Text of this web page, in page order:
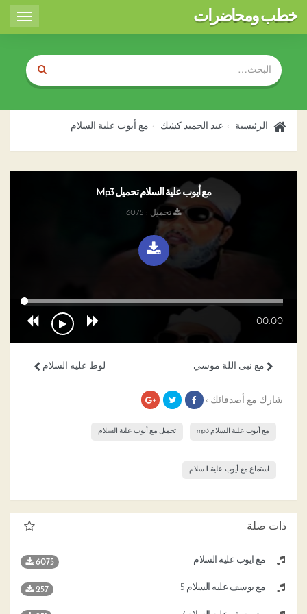
Toggle
خطب ومحاضرات
الرئيسية عبد الحميد كشك مع أيوب علية السلام
مع أيوب علية السلام تحميل Mp3
تحميل : 6075
00:00
لوط عليه السلام مع نبى اللة موسي
شارك مع أصدقائك ›
مع أيوب علية السلام mp3 تحميل مع أيوب علية السلام
استماع مع أيوب علية السلام
ذات صلة
مع أيوب علية السلام 6075
مع يوسف عليه السلام 5 257